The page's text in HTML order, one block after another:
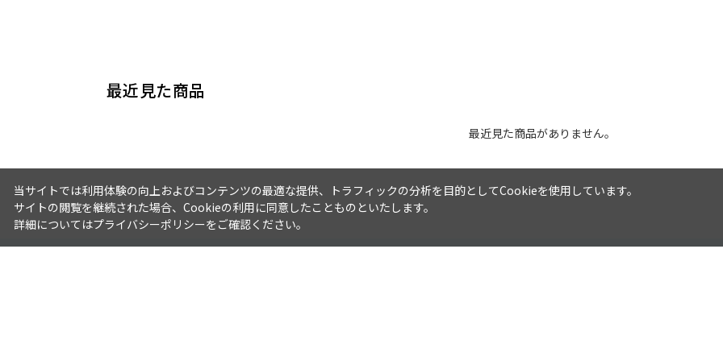
最近見た商品
最近見た商品がありません。
当サイトでは利用体験の向上およびコンテンツの最適な提供、トラフィックの分析を目的としてCookieを使用しています。
サイトの閲覧を継続された場合、Cookieの利用に同意したことものといたします。
詳細についてはプライバシーポリシーをご確認ください。